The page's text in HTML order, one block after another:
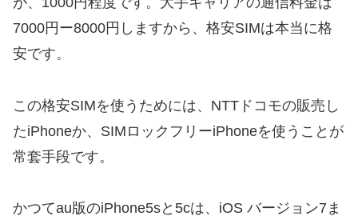
7000円ー8000円しますから、格安SIMは本当に格
安です。
この格安SIMを使うためには、NTTドコモの販売し
たiPhoneか、SIMロックフリーiPhoneを使うことが
常套手段です。
かつてau版のiPhone5sと5cは、iOS バージョン7ま